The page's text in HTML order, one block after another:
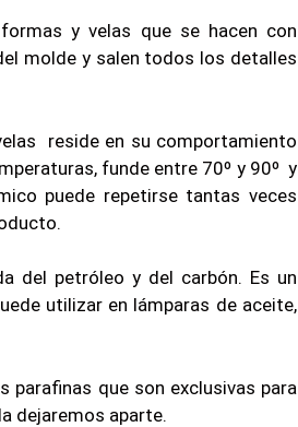
y velas que se hacen con
molde y salen todos los detalles
reside en su comportamiento
funde entre 70º y 90º y
puede repetirse tantas veces
del petróleo y del carbón. Es un
utilizar en lámparas de aceite,
parafinas que son exclusivas para
dejaremos aparte.